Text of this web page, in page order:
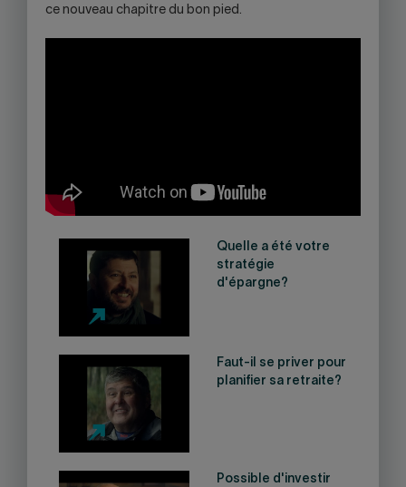
ce nouveau chapitre du bon pied.
Quelle a été votre
stratégie
d'épargne?
Faut-il se priver pour
planifier sa retraite?
Possible d'investir